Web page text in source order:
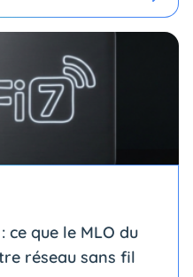
ce que le MLO du
réseau sans fil